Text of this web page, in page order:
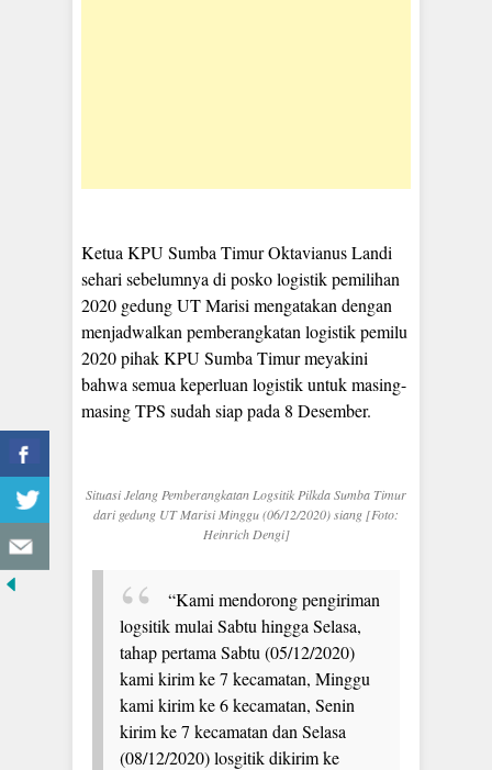
Ketua KPU Sumba Timur Oktavianus Landi
sehari sebelumnya di posko logistik pemilihan
2020 gedung UT Marisi mengatakan dengan
menjadwalkan pemberangkatan logistik pemilu
2020 pihak KPU Sumba Timur meyakini
bahwa semua keperluan logistik untuk masing-
masing TPS sudah siap pada 8 Desember.
Situasi Jelang Pemberangkatan Logsitik Pilkda Sumba Timur
dari gedung UT Marisi Minggu (06/12/2020) siang [Foto:
Heinrich Dengi]
“Kami mendorong pengiriman
logsitik mulai Sabtu hingga Selasa,
tahap pertama Sabtu (05/12/2020)
kami kirim ke 7 kecamatan, Minggu
kami kirim ke 6 kecamatan, Senin
kirim ke 7 kecamatan dan Selasa
(08/12/2020) losgitik dikirim ke